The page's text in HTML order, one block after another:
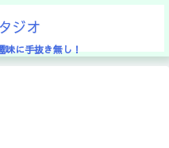
味に手抜き無し！